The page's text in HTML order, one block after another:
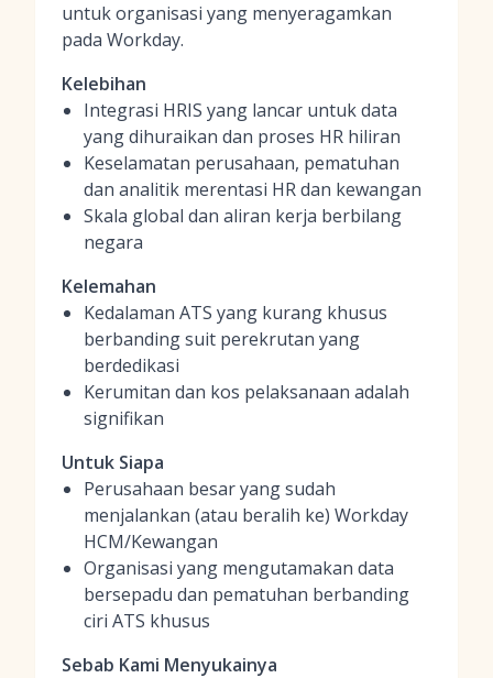
untuk organisasi yang menyeragamkan
pada Workday.
Kelebihan
Integrasi HRIS yang lancar untuk data
yang dihuraikan dan proses HR hiliran
Keselamatan perusahaan, pematuhan
dan analitik merentasi HR dan kewangan
Skala global dan aliran kerja berbilang
negara
Kelemahan
Kedalaman ATS yang kurang khusus
berbanding suit perekrutan yang
berdedikasi
Kerumitan dan kos pelaksanaan adalah
signifikan
Untuk Siapa
Perusahaan besar yang sudah
menjalankan (atau beralih ke) Workday
HCM/Kewangan
Organisasi yang mengutamakan data
bersepadu dan pematuhan berbanding
ciri ATS khusus
Sebab Kami Menyukainya